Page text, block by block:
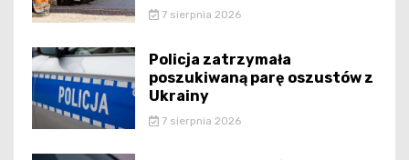
7 sierpnia 2026
Policja zatrzymała
poszukiwaną parę oszustów z
Ukrainy
7 sierpnia 2026